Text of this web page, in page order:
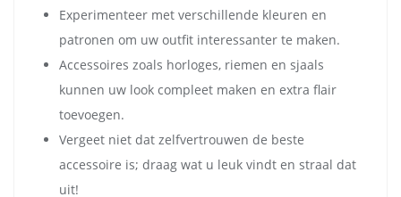
Experimenteer met verschillende kleuren en
patronen om uw outfit interessanter te maken.
Accessoires zoals horloges, riemen en sjaals
kunnen uw look compleet maken en extra flair
toevoegen.
Vergeet niet dat zelfvertrouwen de beste
accessoire is; draag wat u leuk vindt en straal dat
uit!